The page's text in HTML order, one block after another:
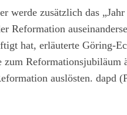
werde zusätzlich das
Reformation
hat, erläuterte Göring-
zum
auslösten. dapd